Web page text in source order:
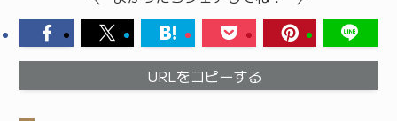
URLをコピーする